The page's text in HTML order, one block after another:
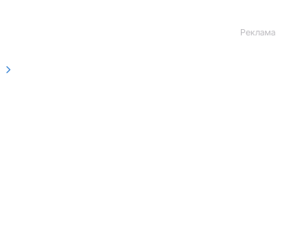
Реклама